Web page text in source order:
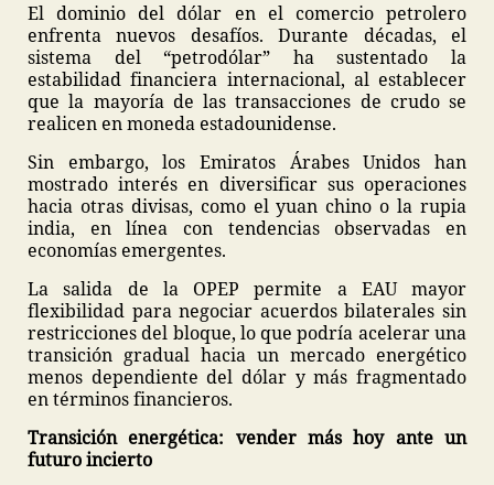
El dominio del dólar en el comercio petrolero
enfrenta nuevos desafíos. Durante décadas, el
sistema del “petrodólar” ha sustentado la
estabilidad financiera internacional, al establecer
que la mayoría de las transacciones de crudo se
realicen en moneda estadounidense.
Sin embargo, los Emiratos Árabes Unidos han
mostrado interés en diversificar sus operaciones
hacia otras divisas, como el yuan chino o la rupia
india, en línea con tendencias observadas en
economías emergentes.
La salida de la OPEP permite a EAU mayor
flexibilidad para negociar acuerdos bilaterales sin
restricciones del bloque, lo que podría acelerar una
transición gradual hacia un mercado energético
menos dependiente del dólar y más fragmentado
en términos financieros.
Transición energética: vender más hoy ante un
futuro incierto